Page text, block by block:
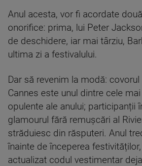
Anul acesta, vor fi acordate
onorifice: prima, lui Peter
de deschidere, iar mai târziu,
ultima zi a festivalului.
Dar să revenim la modă:
Cannes este unul dintre cele
opulente ale anului; participanții
glamourul fără remușcări al
străduiesc din răsputeri. Anul
înainte de începerea
actualizat codul vestimentar